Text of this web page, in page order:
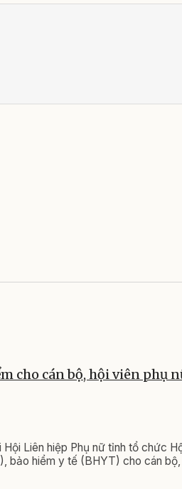
cho cán bộ, hội viên phụ
Liên hiệp Phụ nữ tỉnh tổ chức
bảo hiểm y tế (BHYT) cho cán